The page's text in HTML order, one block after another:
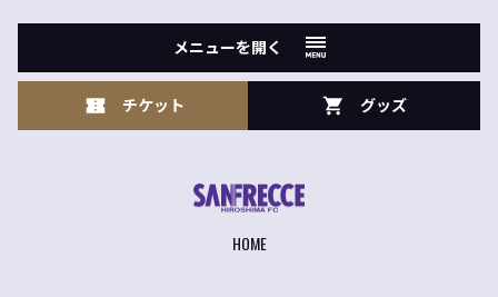
メニューを開く
チケット グッズ
HOME